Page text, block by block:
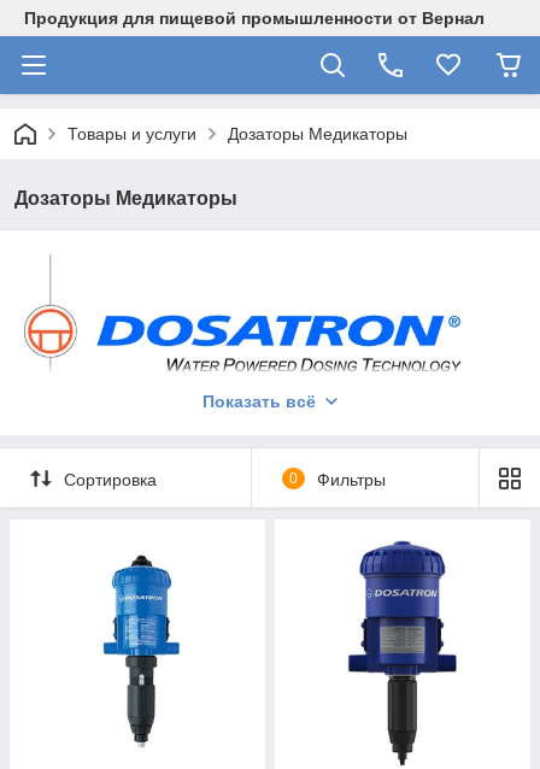
Продукция для пищевой промышленности от Вернал
Товары и услуги Дозаторы Медикаторы
Дозаторы Медикаторы
водой животным и птицам. Подобные устройства также
подойдут для очистки водных сетей, проведения
фитообработки, корректировки pН и смазки.
Показать всё
Сортировка 0 Фильтры